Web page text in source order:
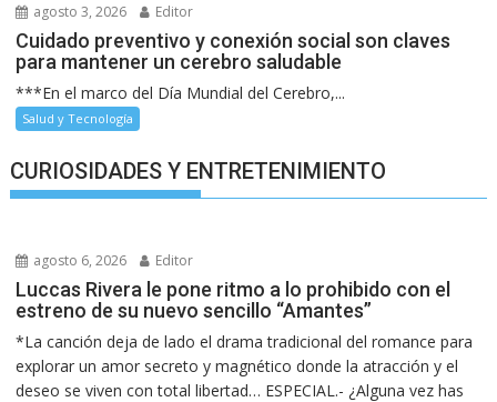
agosto 3, 2026 Editor
Cuidado preventivo y conexión social son claves
para mantener un cerebro saludable
***En el marco del Día Mundial del Cerebro,...
Salud y Tecnología
CURIOSIDADES Y ENTRETENIMIENTO
agosto 6, 2026 Editor
Luccas Rivera le pone ritmo a lo prohibido con el
estreno de su nuevo sencillo “Amantes”
*La canción deja de lado el drama tradicional del romance para
explorar un amor secreto y magnético donde la atracción y el
deseo se viven con total libertad… ESPECIAL.- ¿Alguna vez has